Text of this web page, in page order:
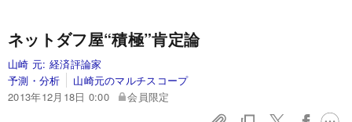
ネットダフ屋“積極”肯定論
山崎 元: 経済評論家
予測・分析
山崎元のマルチスコープ
2013年12月18日 0:00
会員限定